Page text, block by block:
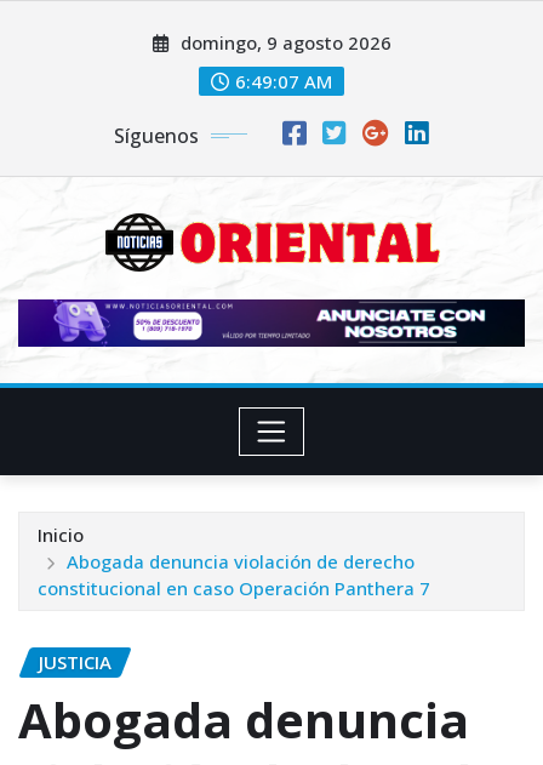
domingo, 9 agosto 2026
6:49:09 AM
Síguenos
Inicio
Abogada denuncia violación de derecho
constitucional en caso Operación Panthera 7
JUSTICIA
Abogada denuncia